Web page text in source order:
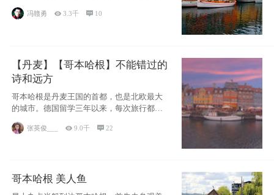
些国家因
冯赣勇 3.3千  10
【丹麦】【哥本哈根】不能错过的
诗和远方
哥本哈根是丹麦王国的首都，也是北欧最大
的城市。德国留学三年以来，每次旅行都是
张英俊___ 9.0千 22
哥本哈根 美人鱼